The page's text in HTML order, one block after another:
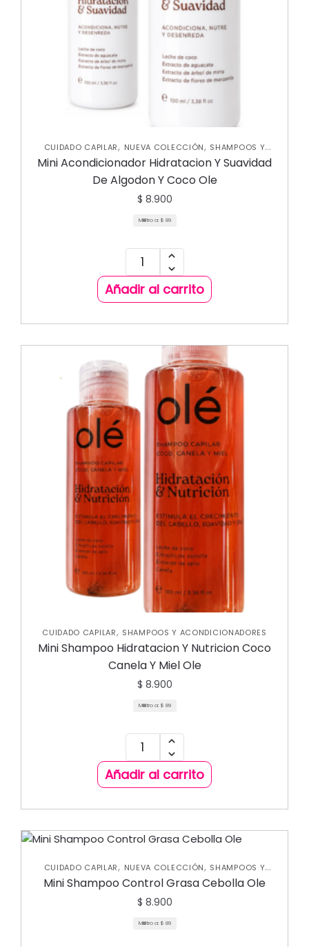
CUIDADO CAPILAR, NUEVA COLECCIÓN, SHAMPOOS Y
ACONDICIONADORES
Mini Acondicionador Hidratacion Y Suavidad
De Algodon Y Coco Ole
$ 8.900
Mililitro a: $ 89
Añadir al carrito
CUIDADO CAPILAR, SHAMPOOS Y ACONDICIONADORES
Mini Shampoo Hidratacion Y Nutricion Coco
Canela Y Miel Ole
$ 8.900
Mililitro a: $ 89
Añadir al carrito
CUIDADO CAPILAR, NUEVA COLECCIÓN, SHAMPOOS Y
ACONDICIONADORES
Mini Shampoo Control Grasa Cebolla Ole
$ 8.900
Mililitro a: $ 89